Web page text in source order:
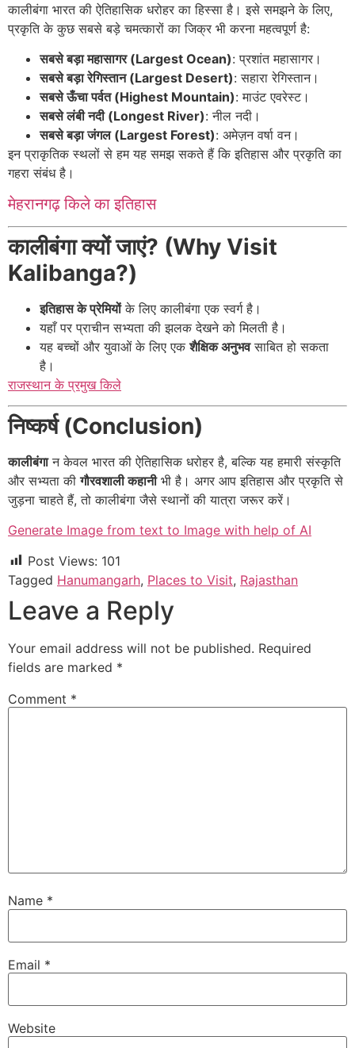
कालीबंगा भारत की ऐतिहासिक धरोहर का हिस्सा है। इसे समझने के लिए,
प्रकृति के कुछ सबसे बड़े चमत्कारों का जिक्र भी करना महत्वपूर्ण है:
सबसे बड़ा महासागर (Largest Ocean): प्रशांत महासागर।
सबसे बड़ा रेगिस्तान (Largest Desert): सहारा रेगिस्तान।
सबसे ऊँचा पर्वत (Highest Mountain): माउंट एवरेस्ट।
सबसे लंबी नदी (Longest River): नील नदी।
सबसे बड़ा जंगल (Largest Forest): अमेज़न वर्षा वन।
इन प्राकृतिक स्थलों से हम यह समझ सकते हैं कि इतिहास और प्रकृति का
गहरा संबंध है।
मेहरानगढ़ किले का इतिहास
कालीबंगा क्यों जाएं? (Why Visit
Kalibanga?)
इतिहास के प्रेमियोंके लिए कालीबंगा एक स्वर्ग है।
यहाँ पर प्राचीन सभ्यता की झलक देखने को मिलती है।
यह बच्चों और युवाओं के लिए एकशैक्षिक अनुभवसाबित हो सकता
है।
राजस्थान के प्रमुख किले
निष्कर्ष (Conclusion)
कालीबंगान केवल भारत की ऐतिहासिक धरोहर है, बल्कि यह हमारी संस्कृति
और सभ्यता कीगौरवशाली कहानीभी है। अगर आप इतिहास और प्रकृति से
जुड़ना चाहते हैं, तो कालीबंगा जैसे स्थानों की यात्रा जरूर करें।
Generate Image from text to Image with help of AI
Post Views: 101
Tagged Hanumangarh, Places to Visit, Rajasthan
Leave a Reply
Your email address will not be published. Required
fields are marked *
Comment *
Name *
Email *
Website